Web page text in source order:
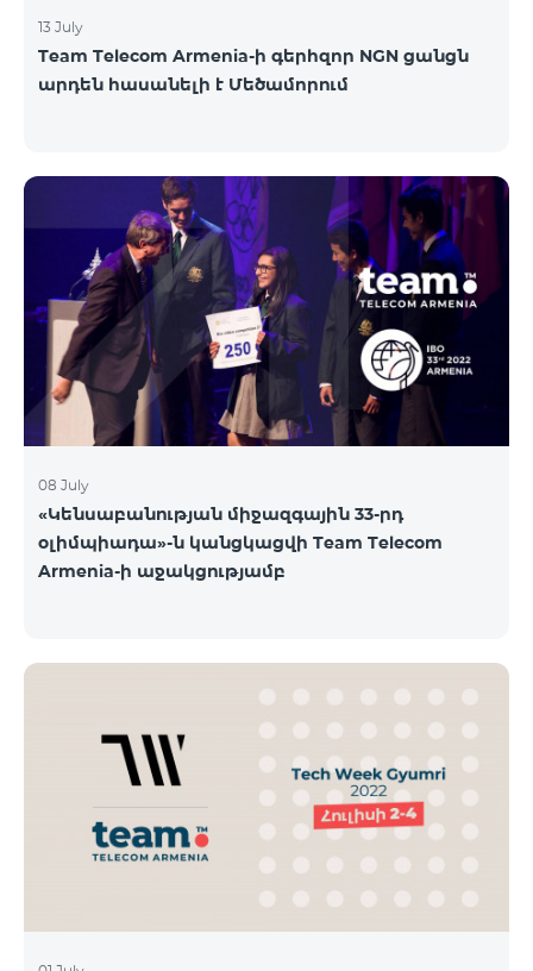
13 July
Team Telecom Armenia-ի գերհզոր NGN ցանցն
արդեն հասանելի է Մեծամորում
08 July
«Կենսաբանության միջազգային 33-րդ
օլիմպիադա»-ն կանցկացվի Team Telecom
Armenia-ի աջակցությամբ